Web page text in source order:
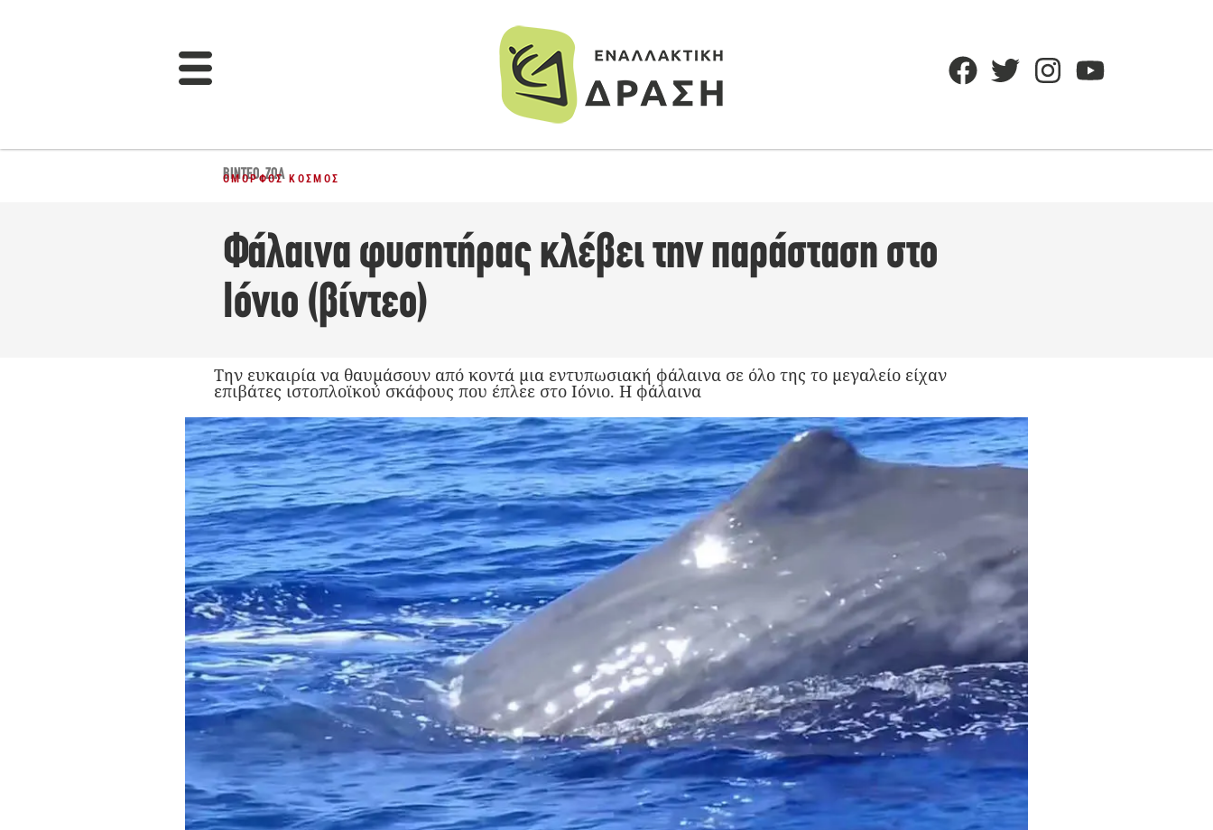
ΒΊΝΤΕΟ,ΖΏΑ
ΌΜΟΡΦΟΣ ΚΌΣΜΟΣ
Φάλαινα φυσητήρας κλέβει την παράσταση στο
Ιόνιο (βίντεο)
Την ευκαιρία να θαυμάσουν από κοντά μια εντυπωσιακή φάλαινα σε όλο της το μεγαλείο είχαν
επιβάτες ιστοπλοϊκού σκάφους που έπλεε στο Ιόνιο. Η φάλαινα